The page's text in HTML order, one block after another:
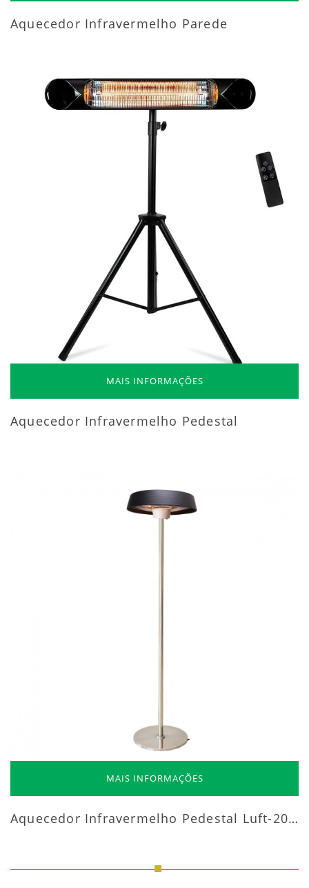
Aquecedor Infravermelho Parede
MAIS INFORMAÇÕES
Aquecedor Infravermelho Pedestal
MAIS INFORMAÇÕES
Aquecedor Infravermelho Pedestal Luft-20000